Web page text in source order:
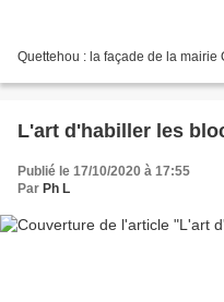
Quettehou : la façade de la
L'art d'habiller les
Publié le 17/10/2020 à 17:55
Par Ph L